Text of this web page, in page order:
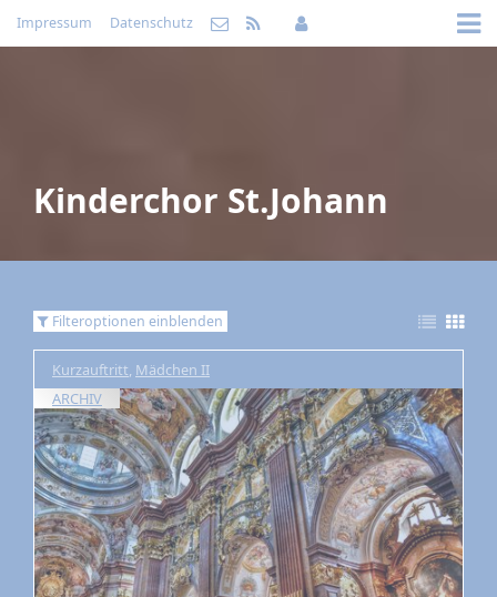
Impressum Datenschutz
Kinderchor St.Johann
Filteroptionen einblenden
Kurzauftritt, Mädchen II
ARCHIV